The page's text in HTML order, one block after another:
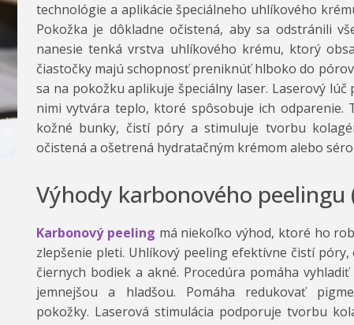
technológie a aplikácie špeciálneho uhlíkového
Pokožka je dôkladne očistená, aby sa odstránili
nanesie tenká vrstva uhlíkového krému, ktorý
čiastočky majú schopnosť preniknúť hlboko do
sa na pokožku aplikuje špeciálny laser. Laserový
nimi vytvára teplo, ktoré spôsobuje ich odparenie.
kožné bunky, čistí póry a stimuluje tvorbu
očistená a ošetrená hydratačným krémom alebo
Výhody karbonového peelingu
Karbonový peeling má niekoľko výhod, ktoré ho
zlepšenie pleti. Uhlíkový peeling efektívne čistí
čiernych bodiek a akné. Procedúra pomáha
jemnejšou a hladšou. Pomáha redukovať
pokožky. Laserová stimulácia podporuje tvorbu